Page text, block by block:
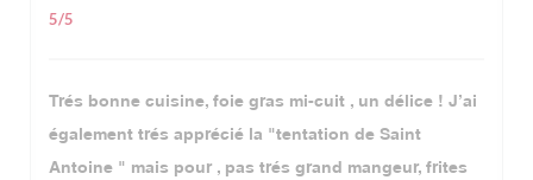
5/5
Trés bonne cuisine, foie gras mi-cuit , un délice ! J’ai
également trés apprécié la "tentation de Saint
Antoine " mais pour , pas trés grand mangeur, frites